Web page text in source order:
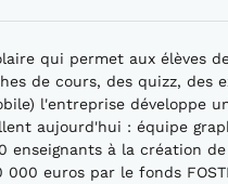
qui permet aux élèves
de cours, des quizz, des
l'entreprise développe
aujourd'hui : équipe
enseignants à la création de
euros par le fonds